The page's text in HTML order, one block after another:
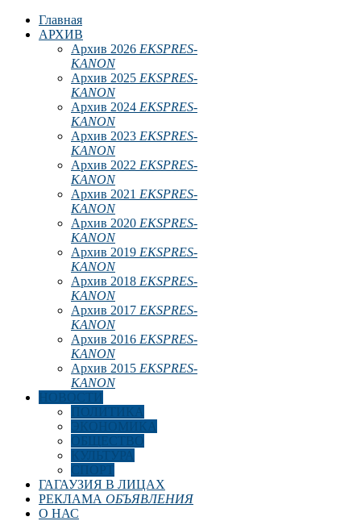
Главная
АРХИВ
Архив 2026 EKSPRES-
KANON
Архив 2025 EKSPRES-
KANON
Архив 2024 EKSPRES-
KANON
Архив 2023 EKSPRES-
KANON
Архив 2022 EKSPRES-
KANON
Архив 2021 EKSPRES-
KANON
Архив 2020 EKSPRES-
KANON
Архив 2019 EKSPRES-
KANON
Архив 2018 EKSPRES-
KANON
Архив 2017 EKSPRES-
KANON
Архив 2016 EKSPRES-
KANON
Архив 2015 EKSPRES-
KANON
НОВОСТИ
ПОЛИТИКА
ЭКОНОМИКА
ОБЩЕСТВО
КУЛЬТУРА
СПОРТ
ГАГАУЗИЯ В ЛИЦАХ
РЕКЛАМА ОБЪЯВЛЕНИЯ
О НАС